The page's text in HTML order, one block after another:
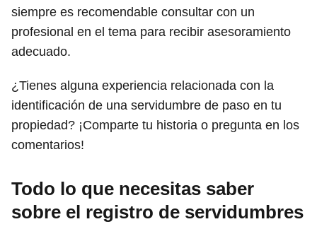
siempre es recomendable consultar con un
profesional en el tema para recibir asesoramiento
adecuado.
¿Tienes alguna experiencia relacionada con la
identificación de una servidumbre de paso en tu
propiedad? ¡Comparte tu historia o pregunta en los
comentarios!
Todo lo que necesitas saber
sobre el registro de servidumbres